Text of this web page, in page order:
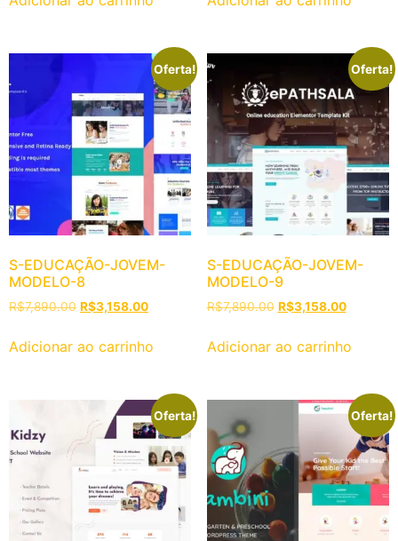
Oferta!
S-EDUCAÇÃO-JOVEM-
MODELO-8
R$7,890.00 R$3,158.00
Adicionar ao carrinho
Oferta!
S-EDUCAÇÃO-JOVEM-
MODELO-9
R$7,890.00 R$3,158.00
Adicionar ao carrinho
Oferta! Oferta!